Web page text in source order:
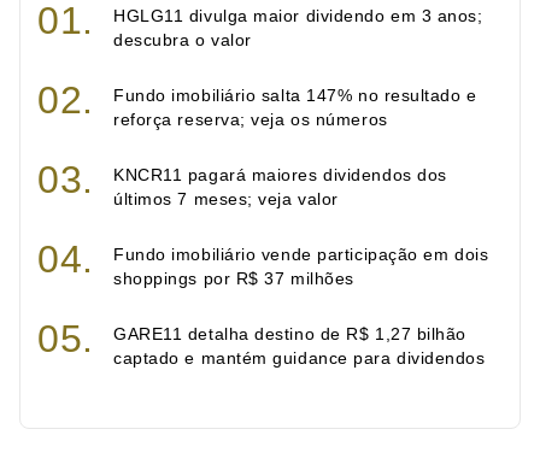
HGLG11 divulga maior dividendo em 3 anos;
descubra o valor
Fundo imobiliário salta 147% no resultado e
reforça reserva; veja os números
KNCR11 pagará maiores dividendos dos
últimos 7 meses; veja valor
Fundo imobiliário vende participação em dois
shoppings por R$ 37 milhões
GARE11 detalha destino de R$ 1,27 bilhão
captado e mantém guidance para dividendos